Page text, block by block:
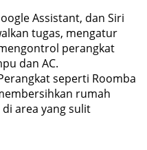
Assistant, dan Siri
tugas, mengatur
perangkat
dan AC.
seperti Roomba
rumah
area yang sulit